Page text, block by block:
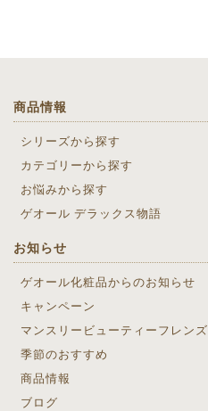
商品情報
シリーズから探す
カテゴリーから探す
お悩みから探す
ゲオール デラックス物語
お知らせ
ゲオール化粧品からのお知らせ
キャンペーン
マンスリービューティーフレンズ
季節のおすすめ
商品情報
ブログ